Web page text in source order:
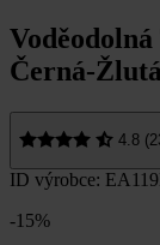
Černá-
4.8
ID výrobce:
-15%